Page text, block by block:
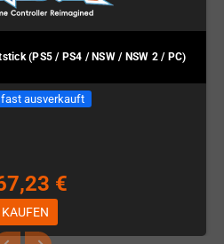
(PS5 / PS4 / NSW / NSW 2 / PC)
ausverkauft
€
KAUFEN